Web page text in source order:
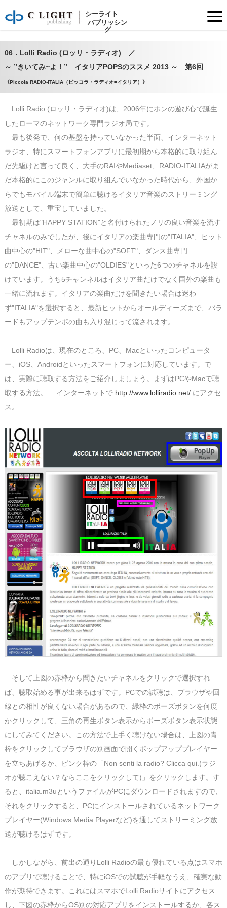
シーライト
パブリッシン
グ
06．Lolli Radio (ロッリ・ラディオ) ／
～ ”きいてみ~よ！” イタリアPOPSのススメ 2013 ～ 第6回
《Piccola RADIO-ITALIA（ピッコラ・ラディオ=イタリア）》
Lolli Radio (ロッリ・ラディオ)は、2006年にホンの遊び心で誕生
したローマのネットワーク専門ラジオ局です。
最も後発で、何の基盤を持っていなかった半面、インターネット
ラジオ、特にスマートフォンアプリに最初期から本格的に取り組ん
だ先駆けと言って良く、大手のRAIやMediaset、RADIO-ITALIAがま
だ本格的にこのジャンルに取り組んでいなかった時代から、外国か
らでもモバイル端末で簡単に聴けるイタリア音楽のストリーミング
放送として、重宝していました。
最初期は"HAPPY STATION"と名付けられたノリの良い音楽を流す
チャネルのみでしたが、後にイタリアの楽曲専門の"ITALIA"、ヒット
曲中心の"HIT"、メローな曲中心の"SOFT"、ダンス曲専門
の"DANCE"、古い楽曲中心の"OLDIES"といった6つのチャネルを設
けています。うち5チャンネルはイタリア曲だけでなく国外の楽曲も
一緒に流れます。イタリアの楽曲だけを聞きたい場合は迷わ
ず"ITALIA"を選択すると、最新ヒットからオールディーズまで、バラ
ードもアップテンポの曲も入り混じって流されます。
Lolli Radioは、現在のところ、PC、Macといったコンピュータ
ー、iOS、Androidといったスマートフォンに対応しています。で
は、実際に聴取する方法をご紹介しましょう。まずはPCやMacで聴
取する方法。 インターネットで http://www.lolliradio.net/ にアクセ
ス。
そして上図の赤枠から聞きたいチャネルをクリックで選択すれ
ば、聴取始める事が出来るはずです。PCでの試聴は、ブラウザや回
線との相性が良くない場合があるので、緑枠のポーズボタンを何度
かクリックして、三角の再生ボタン表示からポーズボタン表示状態
にしてみてください。この方法で上手く聴けない場合は、上図の青
枠をクリックしてブラウザの別画面で開くポップアッププレイヤー
を立ちあげるか、ピンク枠の「Non senti la radio? Clicca qui.(ラジ
オが聴こえない？ならここをクリックして)」をクリックします。す
ると、italia.m3uというファイルがPCにダウンロードされますので、
それをクリックすると、PCにインストールされているネットワーク
プレイヤー(Windows Media Playerなど)を通してストリーミング放
送が聴けるはずです。
しかしながら、前出の通りLolli Radioの最も優れている点はスマホ
のアプリで聴けることで、特にiOSでの試聴が手軽なうえ、確実な動
作が期待できます。これにはスマホでLolli Radioサイトにアクセス
し、下図の赤枠からOS別の対応アプリをインストールするか、各ス